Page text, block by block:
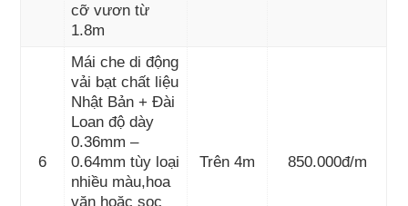
cỡ vươn từ
1.8m
6
Mái che di động
vải bạt chất liệu
Nhật Bản + Đài
Loan độ dày
0.36mm –
0.64mm tùy loại
nhiều màu,hoa
văn hoặc sọc
Trên 4m 850.000đ/m